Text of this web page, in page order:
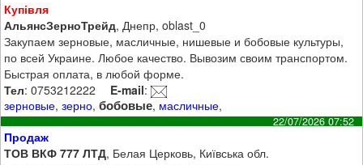
Купівля
АльянсЗерноТрейд, Днепр, oblast_0
Закупаем зерновые, масличные, нишевые и бобовые культуры,
по всей Украине. Любое качество. Вывозим своим транспортом.
Быстрая оплата, в любой форме.
Тел: 0753212222 E-mail:
зерновые,зерно,бобовые, масличные,
22/07/2026 07:52
Продаж
ТОВ ВКФ 777 ЛТД, Белая Церковь, Київська обл.